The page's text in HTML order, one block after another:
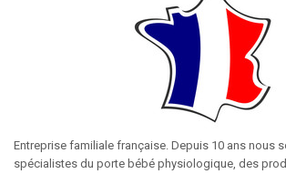
Entreprise familiale française. Depuis 10 ans nous
spécialistes du porte bébé physiologique, des